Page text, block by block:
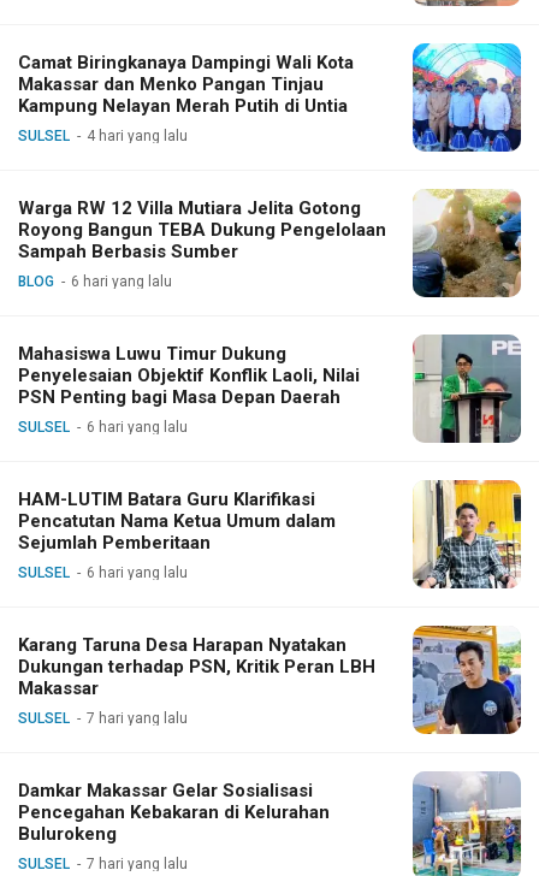
Camat Biringkanaya Dampingi Wali Kota
Makassar dan Menko Pangan Tinjau
Kampung Nelayan Merah Putih di Untia
SULSEL 4 hari yang lalu
Warga RW 12 Villa Mutiara Jelita Gotong
Royong Bangun TEBA Dukung Pengelolaan
Sampah Berbasis Sumber
BLOG 6 hari yang lalu
Mahasiswa Luwu Timur Dukung
Penyelesaian Objektif Konflik Laoli, Nilai
PSN Penting bagi Masa Depan Daerah
SULSEL 6 hari yang lalu
HAM-LUTIM Batara Guru Klarifikasi
Pencatutan Nama Ketua Umum dalam
Sejumlah Pemberitaan
SULSEL 6 hari yang lalu
Karang Taruna Desa Harapan Nyatakan
Dukungan terhadap PSN, Kritik Peran LBH
Makassar
SULSEL 7 hari yang lalu
Damkar Makassar Gelar Sosialisasi
Pencegahan Kebakaran di Kelurahan
Bulurokeng
SULSEL 7 hari yang lalu